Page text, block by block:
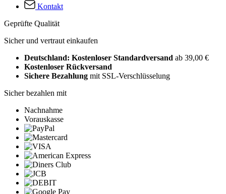
Kontakt
Geprüfte Qualität
Sicher und vertraut einkaufen
Deutschland: Kostenloser Standardversand ab 39,00 €
Kostenloser Rückversand
Sichere Bezahlung mit SSL-Verschlüsselung
Sicher bezahlen mit
Nachnahme
Vorauskasse